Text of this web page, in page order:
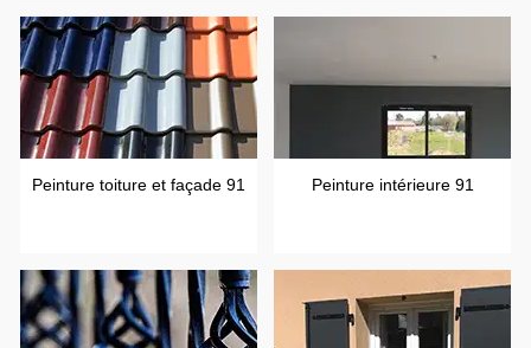
Peinture toiture et façade 91 Peinture intérieure 91